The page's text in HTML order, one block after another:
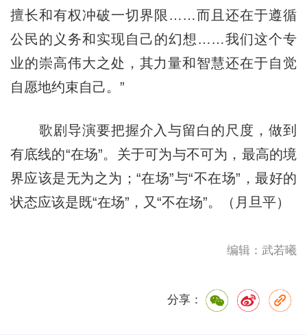
擅长和有权冲破一切界限……而且还在于遵循
公民的义务和实现自己的幻想……我们这个专
业的崇高伟大之处，其力量和智慧还在于自觉
自愿地约束自己。”
歌剧导演要把握介入与留白的尺度，做到
有底线的“在场”。关于可为与不可为，最高的境
界应该是无为之为；“在场”与“不在场”，最好的
状态应该是既“在场”，又“不在场”。（月旦平）
编辑：武若曦
分享：